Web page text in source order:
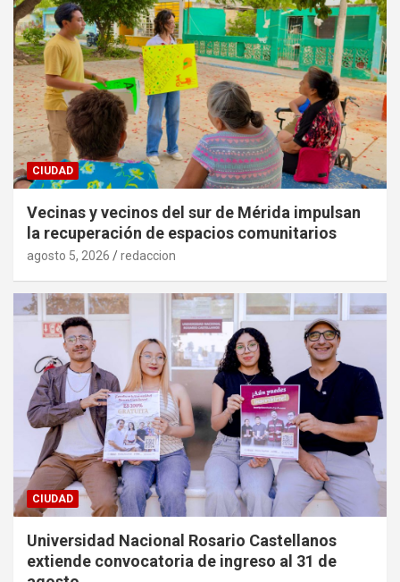
CIUDAD
Vecinas y vecinos del sur de Mérida impulsan
la recuperación de espacios comunitarios
agosto 5, 2026 redaccion
CIUDAD
Universidad Nacional Rosario Castellanos
extiende convocatoria de ingreso al 31 de